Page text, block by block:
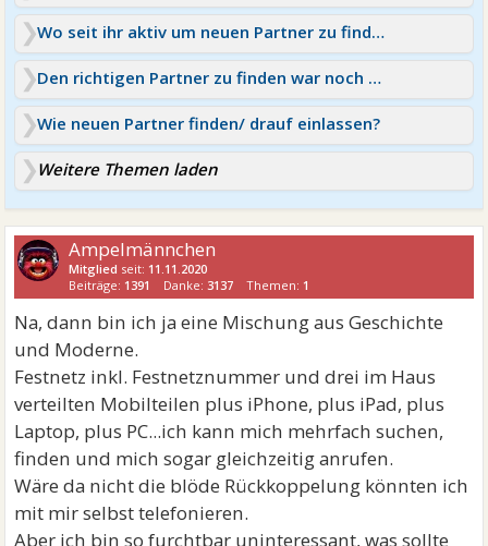
Wo seit ihr aktiv um neuen Partner zu finden
Den richtigen Partner zu finden war noch nie einfach!
Wie neuen Partner finden/ drauf einlassen?
Weitere Themen laden
Ampelmännchen
Mitglied seit: 11.11.2020
Beiträge: 1391 Danke:3137 Themen: 1
Na, dann bin ich ja eine Mischung aus Geschichte
und Moderne.
Festnetz inkl. Festnetznummer und drei im Haus
verteilten Mobilteilen plus iPhone, plus iPad, plus
Laptop, plus PC...ich kann mich mehrfach suchen,
finden und mich sogar gleichzeitig anrufen.
Wäre da nicht die blöde Rückkoppelung könnten ich
mit mir selbst telefonieren.
Aber ich bin so furchtbar uninteressant, was sollte